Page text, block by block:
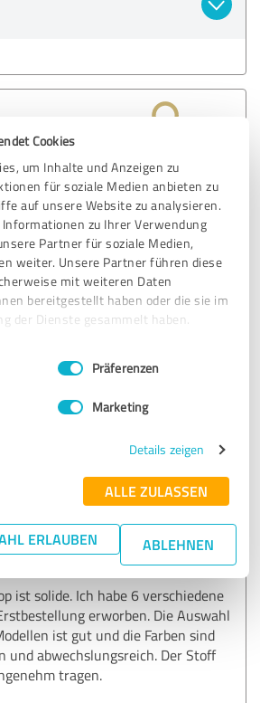
Cookies
um Inhalte und Anzeigen zu
für soziale Medien anbieten zu
auf unsere Website zu analysieren.
zu Ihrer Verwendung
Partner für soziale Medien,
weiter. Unsere Partner führen diese
mit weiteren Daten
bereitgestellt haben oder die sie im
der Dienste gesammelt haben.
Präferenzen
Marketing
Details zeigen
ALLE ZULASSEN
ERLAUBEN ABLEHNEN
Empfehlung
hervorragende Verarbeitung und
der Verpackung. Ausgezeichneter
dem Foto. Sehr zufrieden,
für einen Bikini von
Schönheit
Bewertung zu:
Empfehlung
ist solide. Ich habe 6 verschiedene
erworben. Die Auswahl
ist gut und die Farben sind
und abwechslungsreich. Der Stoff
tragen.